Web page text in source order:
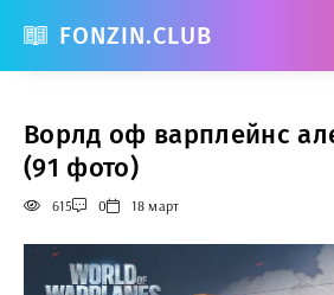
FONZIN.CLUB
Ворлд оф варплейнс
(91 фото)
615 0 18 март